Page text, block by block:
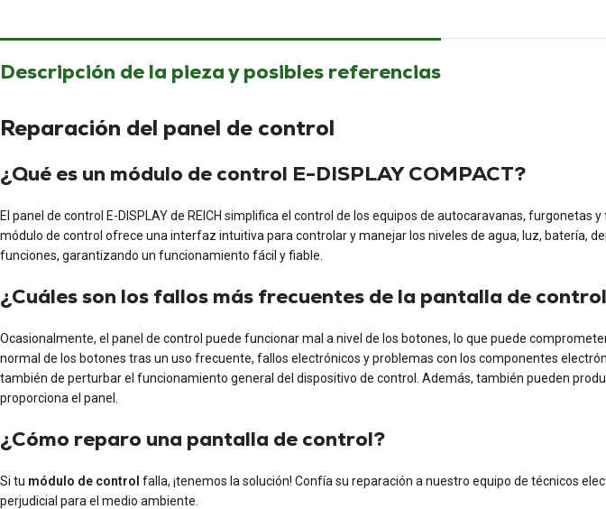
Descripción de la pieza y posibles referencias
Reparación del panel de control
¿Qué es un módulo de control E-DISPLAY COMPACT?
El panel de control E-DISPLAY de REICH simplifica el control de los equipos de autocaravanas,
módulo de control ofrece una interfaz intuitiva para controlar y manejar los niveles de agua, luz, batería,
funciones, garantizando un funcionamiento fácil y fiable.
¿Cuáles son los fallos más frecuentes de la pantalla de
Ocasionalmente, el panel de control puede funcionar mal a nivel de los botones, lo que puede
normal de los botones tras un uso frecuente, fallos electrónicos y problemas con los componentes
también de perturbar el funcionamiento general del dispositivo de control. Además, también pueden
proporciona el panel.
¿Cómo reparo una pantalla de control?
Si tu módulo de control falla, ¡tenemos la solución! Confía su reparación a nuestro equipo de técnicos
perjudicial para el medio ambiente.